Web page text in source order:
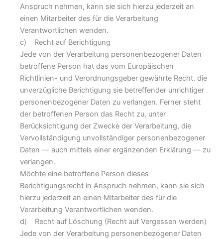
Anspruch nehmen, kann sie sich hierzu jederzeit an
einen Mitarbeiter des für die Verarbeitung
Verantwortlichen wenden.
c) Recht auf Berichtigung
Jede von der Verarbeitung personenbezogener Daten
betroffene Person hat das vom Europäischen
Richtlinien- und Verordnungsgeber gewährte Recht, die
unverzügliche Berichtigung sie betreffender unrichtiger
personenbezogener Daten zu verlangen. Ferner steht
der betroffenen Person das Recht zu, unter
Berücksichtigung der Zwecke der Verarbeitung, die
Vervollständigung unvollständiger personenbezogener
Daten — auch mittels einer ergänzenden Erklärung — zu
verlangen.
Möchte eine betroffene Person dieses
Berichtigungsrecht in Anspruch nehmen, kann sie sich
hierzu jederzeit an einen Mitarbeiter des für die
Verarbeitung Verantwortlichen wenden.
d) Recht auf Löschung (Recht auf Vergessen werden)
Jede von der Verarbeitung personenbezogener Daten